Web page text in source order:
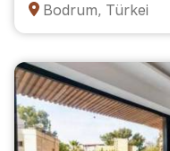
Bodrum, Türkei